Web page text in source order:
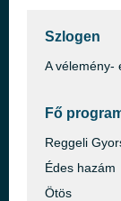
Szlogen
A vélemény-
Fő
Reggeli
Édes hazám
Ötös